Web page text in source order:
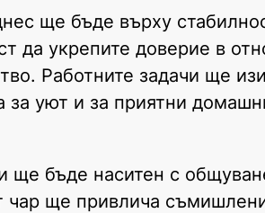
ще бъде върху
да укрепите доверие в
Работните задачи ще
за уют и за приятни
ще бъде наситен с
чар ще привлича